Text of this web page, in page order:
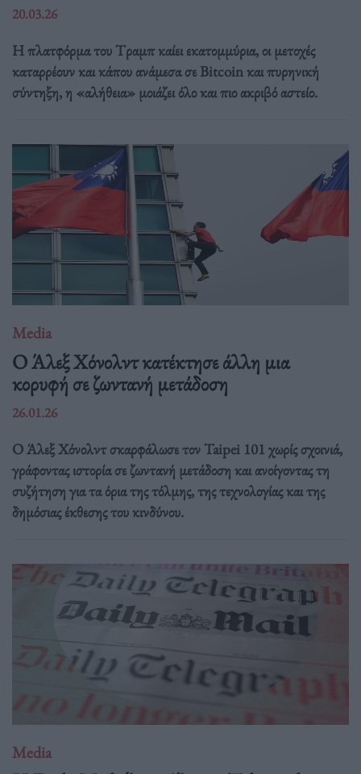
20.03.26
Η πλατφόρμα του Tραμπ καίει εκατομμύρια, οι μετοχές
καταρρέουν και κάπου ανάμεσα σε Bitcoin και πυρηνική
σύντηξη, η «αλήθεια» μοιάζει όλο και πιο ακριβό αστείο.
Media
O Άλεξ Χόνολντ κατέκτησε άλλη μια
κορυφή σε ζωντανή μετάδοση
26.01.26
Ο Άλεξ Χόνολντ σκαρφάλωσε τον Taipei 101 χωρίς σχοινιά,
γράφοντας ιστορία σε ζωντανή μετάδοση και ανοίγοντας τη
συζήτηση για τα όρια της τόλμης, της τεχνολογίας και της
δημόσιας έκθεσης του κινδύνου.
Media